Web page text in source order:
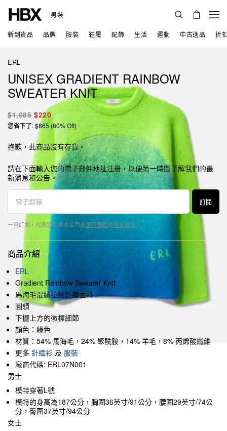
男裝
新到貨品 品牌 服裝 鞋履 配飾 生活 運動 中古逸品 折
ERL
UNISEX GRADIENT RAINBOW
SWEATER KNIT
$1,085 $220
您省下了: $865 (80% Off)
抱歉，此商品沒有存貨。
請在下面輸入您的電子郵件地址注册，以便第一時間了解我們的最
新消息和公告。
訂閱
一旦訂閱，代表您同意本公司的使用條款和隱私政策 。
商品介紹
ERL
Gradient Rainbow Sweater Knit
馬海毛混紡拉絨針織面料
圓領
下擺上方的徽標細節
顏色：綠色
材質：54% 馬海毛，24% 聚酰胺，14% 羊毛，8% 丙烯酸纖維
更多 針織衫 及 服裝
廠商代碼: ERL07N001
男士
模特穿著L號
模特的身高為187公分，胸圍36英寸/91公分，腰圍29英寸/74公
分，臀圍37英寸/94公分
女士